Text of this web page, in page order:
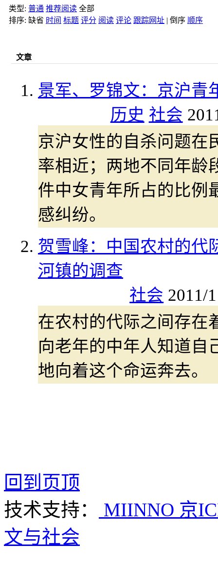
类型: 普通 推荐阅读 全部
排序: 缺省 时间 标题 评分 阅读 评论 跟踪网址 | 倒序 顺序
文章
景军、罗锦文：京沪青
历史 社会
京沪女性的自杀问题在
率相近；两地不同年龄
件中女青年所占的比例
感纠纷。
贺雪峰：中国农村的
河镇的调查
社会 2011/
在农村的代际之间存在
向老年的中年人知道自
地向着这个命运奔去。
回到页顶
技术支持：
MIINNO 京
文与社会